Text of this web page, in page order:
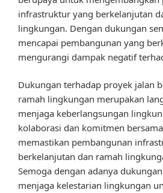
infrastruktur yang berkelanjutan
lingkungan. Dengan dukungan
mencapai pembangunan yang
mengurangi dampak negatif
Dukungan terhadap proyek jalan
ramah lingkungan merupakan
menjaga keberlangsungan
kolaborasi dan komitmen
memastikan pembangunan
berkelanjutan dan ramah
Semoga dengan adanya
menjaga kelestarian lingkungan